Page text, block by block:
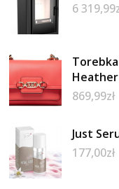
6 319,99
Torebka
Heather
869,99zł
Just
177,00zł